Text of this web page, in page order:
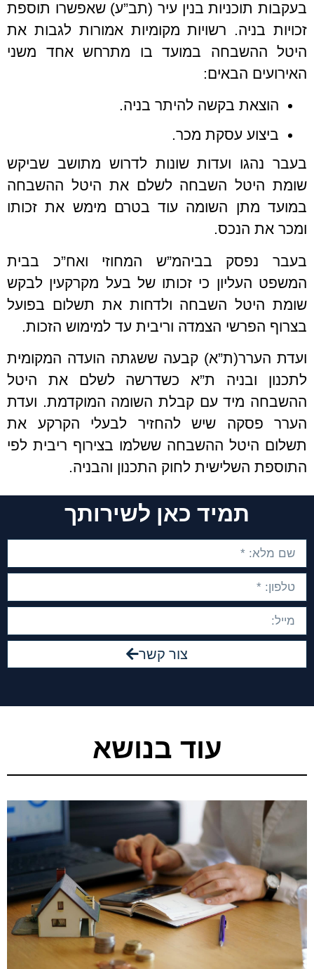
בעקבות תוכניות בנין עיר (תב”ע) שאפשרו תוספת
זכויות בניה. רשויות מקומיות אמורות לגבות את
היטל ההשבחה במועד בו מתרחש אחד משני
האירועים הבאים:
הוצאת בקשה להיתר בניה.
ביצוע עסקת מכר.
בעבר נהגו ועדות שונות לדרוש מתושב שביקש
שומת היטל השבחה לשלם את היטל ההשבחה
במועד מתן השומה עוד בטרם מימש את זכותו
ומכר את הנכס.
בעבר נפסק בביהמ”ש המחוזי ואח”כ בבית
המשפט העליון כי זכותו של בעל מקרקעין לבקש
שומת היטל השבחה ולדחות את תשלום בפועל
בצרוף הפרשי הצמדה וריבית עד למימוש הזכות.
ועדת הערר(ת”א) קבעה ששגתה הועדה המקומית
לתכנון ובניה ת”א כשדרשה לשלם את היטל
ההשבחה מיד עם קבלת השומה המוקדמת. ועדת
הערר פסקה שיש להחזיר לבעלי הקרקע את
תשלום היטל ההשבחה ששלמו בצירוף ריבית לפי
התוספת השלישית לחוק התכנון והבניה.
תמיד כאן לשירותך
צור קשר
עוד בנושא